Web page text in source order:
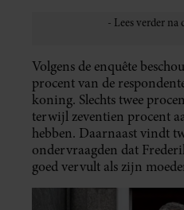
Volgens de enquête
procent van de
koning. Slechts twee
terwijl zeventien procent
hebben. Daarnaast vindt
ondervraagden dat
goed vervult als zijn